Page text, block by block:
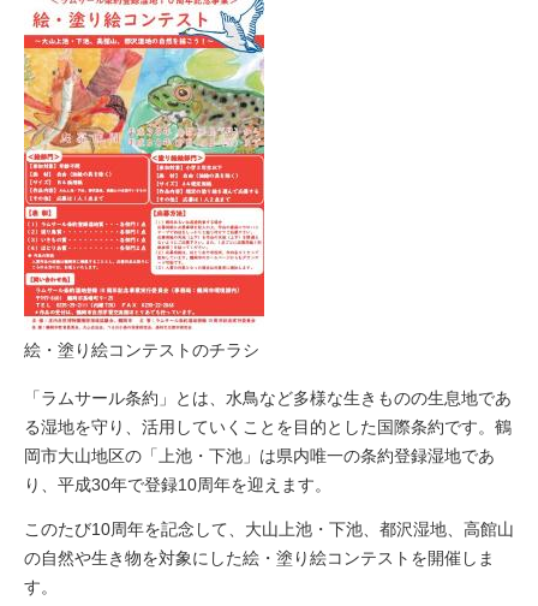
絵・塗り絵コンテストのチラシ
「ラムサール条約」とは、水鳥など多様な生きものの生息地であ
る湿地を守り、活用していくことを目的とした国際条約です。鶴
岡市大山地区の「上池・下池」は県内唯一の条約登録湿地であ
り、平成30年で登録10周年を迎えます。
このたび10周年を記念して、大山上池・下池、都沢湿地、高館山
の自然や生き物を対象にした絵・塗り絵コンテストを開催しま
す。